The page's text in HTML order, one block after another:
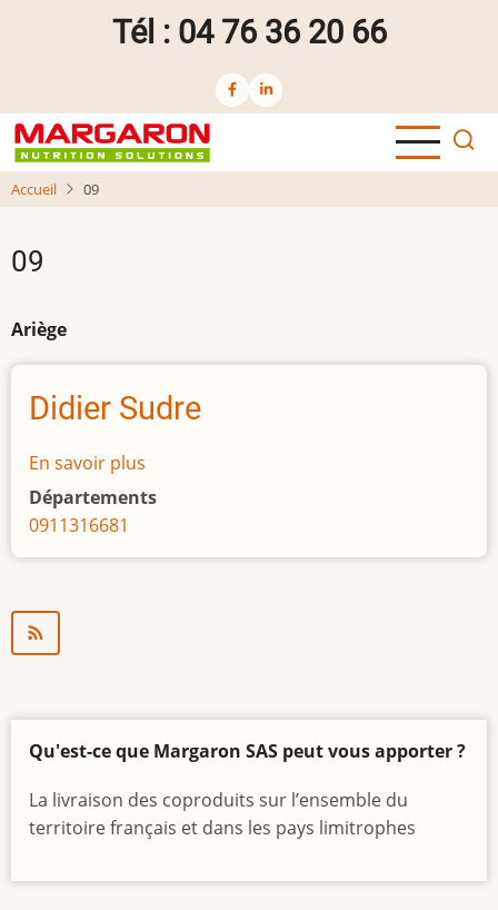
Tél : 04 76 36 20 66
Accueil 09
09
Ariège
Didier Sudre
En savoir plus
Didier
Départements
0911316681
Qu'est-ce que Margaron SAS peut vous apporter ?
La livraison des coproduits sur l’ensemble du
territoire français et dans les pays limitrophes